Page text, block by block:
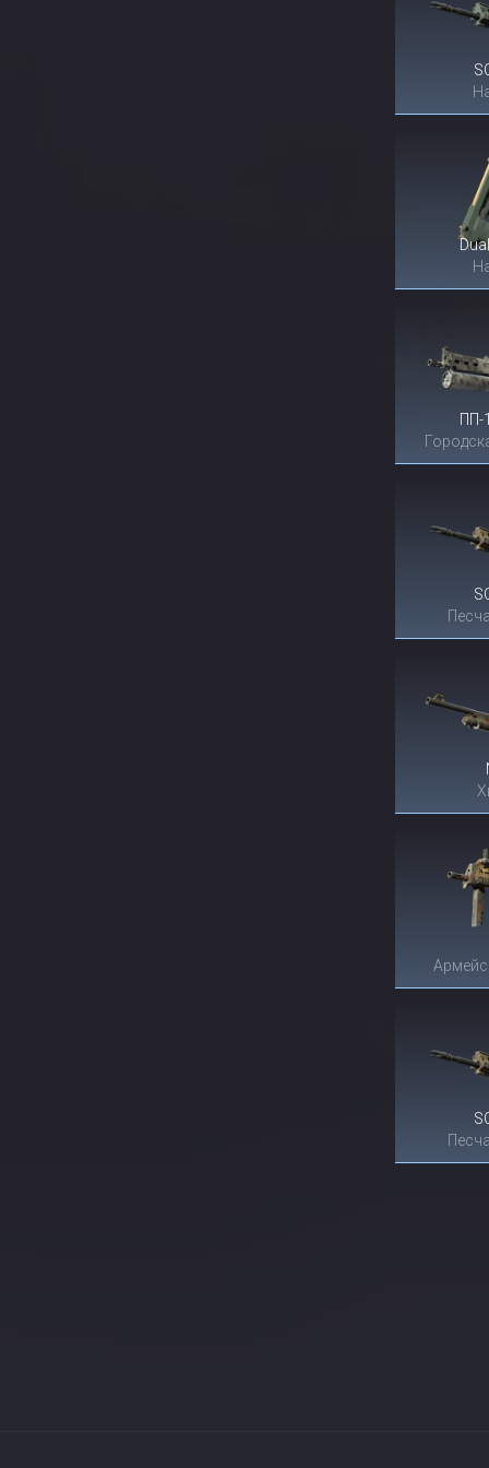
ПП-